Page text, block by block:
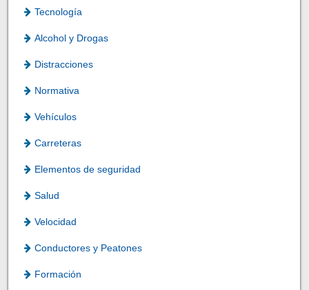
Tecnología
Alcohol y Drogas
Distracciones
Normativa
Vehículos
Carreteras
Elementos de seguridad
Salud
Velocidad
Conductores y Peatones
Formación